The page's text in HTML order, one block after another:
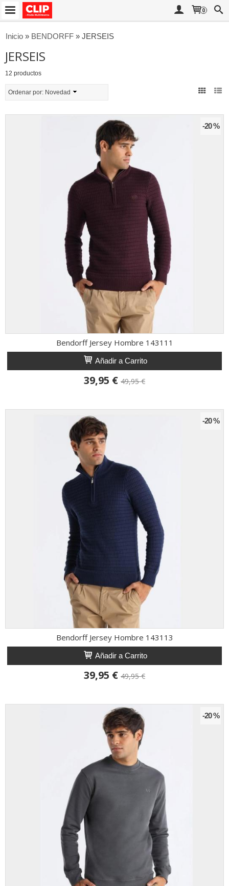
0
Inicio » BENDORFF » JERSEIS
JERSEIS
12 productos
Ordenar por: Novedad
-20 %
Bendorff Jersey Hombre 143111
Añadir a Carrito
39,95 € 49,95 €
-20 %
Bendorff Jersey Hombre 143113
Añadir a Carrito
39,95 € 49,95 €
-20 %